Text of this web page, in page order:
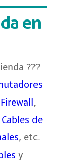
en
???
Firewall,
Cables de
, etc.
y